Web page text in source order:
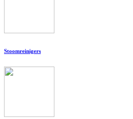
Stoomreinigers